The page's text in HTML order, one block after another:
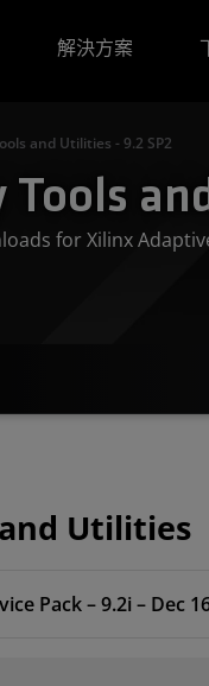
解決方案
and Utilities - 9.2 SP2
Tools
for Xilinx
Utilities
Pack – 9.2i – Dec